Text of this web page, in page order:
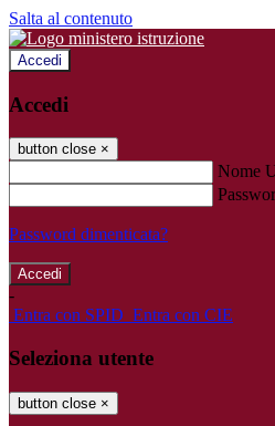
Salta al contenuto
Accedi
Accedi
button close ×
Nome
Password dimenticata?
-
Entra con SPID Entra con CIE
Seleziona utente
button close ×